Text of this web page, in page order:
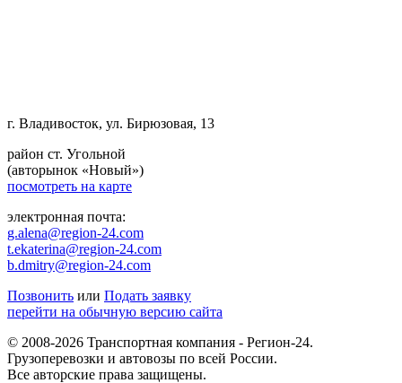
г. Владивосток, ул. Бирюзовая, 13
район ст. Угольной
(авторынок «Новый»)
посмотреть на карте
электронная почта:
g.alena@region-24.com
t.ekaterina@region-24.com
b.dmitry@region-24.com
Позвонить или Подать заявку
перейти на обычную версию сайта
© 2008-2026 Транспортная компания - Регион-24.
Грузоперевозки и автовозы по всей России.
Все авторские права защищены.